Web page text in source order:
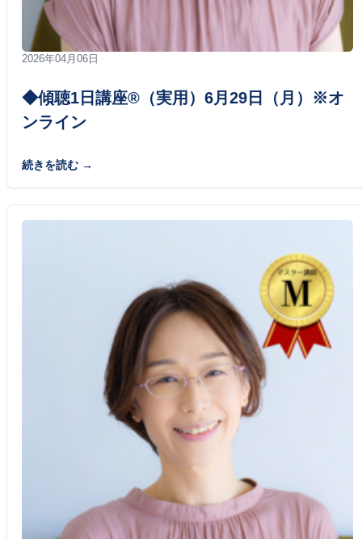
2026年04月06日
◆傾聴1日講座®（実用）6月29日（月）※オ
ンライン
続きを読む